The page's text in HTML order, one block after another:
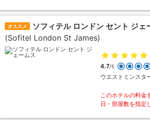
オススメ
ソフィテル ロンドン セント ジェ
(Sofitel London St James)
4.7/5
ウエストミンスタ
このホテルの料金
日・部屋数を指定